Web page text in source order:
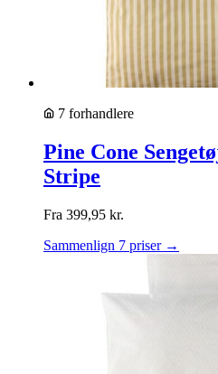
7 forhandlere
Pine Cone
Stripe
Fra 399,95 kr.
Sammenlign 7 priser →